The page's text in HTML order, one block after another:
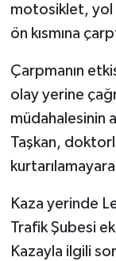
motosiklet, yol
ön kısmına
Çarpmanın
olay yerine
müdahalesinin
Taşkan,
Kaza yerinde
Trafik Şubesi
Kazayla ilgili